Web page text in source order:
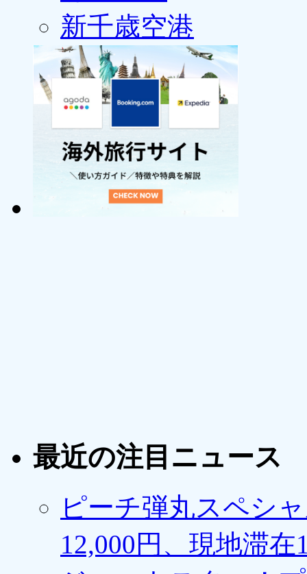
新千歳空港
最近の注目ニュース
ピーチ弾丸スペシ
12,000円、現地滞